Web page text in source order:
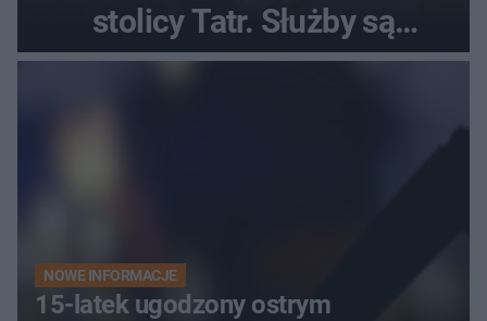
stolicy Tatr. Służby są
bezradne
NOWE INFORMACJE
15-latek ugodzony ostrym